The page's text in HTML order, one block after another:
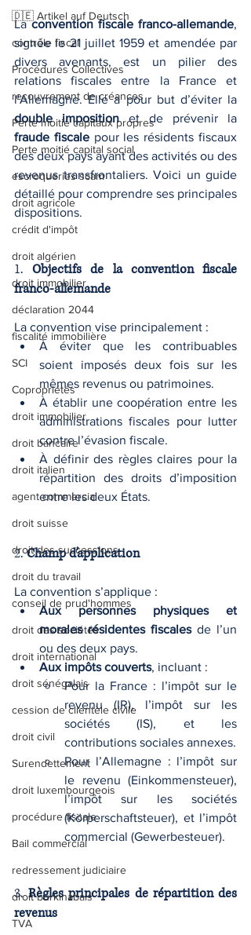
🇩🇪 Artikel auf Deutsch
contrôle fiscal
Procédures Collectives
recouvrement de créances
Perte moitié capitaux propres
Perte moitié capital social
escroqueries scam
droit agricole
crédit d'impôt
droit algérien
droit immobilier
déclaration 2044
fiscalité immobilière
SCI
Copropriétés
droit immobilier
droit bancaire
droit italien
agent commercial
droit suisse
droit des successions
droit du travail
conseil de prud'hommes
droit des sociétés
droit international
droit sénégalais
cession de clientèle civile
droit civil
Surendettement
droit luxembourgeois
procédure fiscale
Bail commercial
redressement judiciaire
droit burkinabais
TVA
La convention fiscale franco-allemande,
signée le 21 juillet 1959 et amendée par
divers avenants, est un pilier des
relations fiscales entre la France et
double imposition
fraude fiscale pour les résidents fiscaux
des deux pays ayant des activités ou des
revenus transfrontaliers. Voici un guide
détaillé pour comprendre ses principales
dispositions.
1. Objectifs de la convention fiscale
franco-allemande
La convention vise principalement :
À éviter que les contribuables
soient imposés deux fois sur les
mêmes revenus ou patrimoines.
À établir une coopération entre les
administrations fiscales pour lutter
contre l’évasion fiscale.
À définir des règles claires pour la
répartition des droits d’imposition
entre les deux États.
2. Champ d’application
La convention s’applique :
Aux personnes physiques et
morales résidentes fiscales de l’un
ou des deux pays.
Aux impôts couverts, incluant :
Pour la France : l’impôt sur le
revenu (IR), l’impôt sur les
sociétés (IS), et les
contributions sociales annexes.
Pour l’Allemagne : l’impôt sur
le revenu (Einkommensteuer),
l’impôt sur les sociétés
(Körperschaftsteuer), et l’impôt
commercial (Gewerbesteuer).
3. Règles principales de répartition des
revenus